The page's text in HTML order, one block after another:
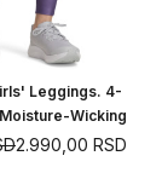
Leggings. 4-
Wicking
2.990,00 RSD